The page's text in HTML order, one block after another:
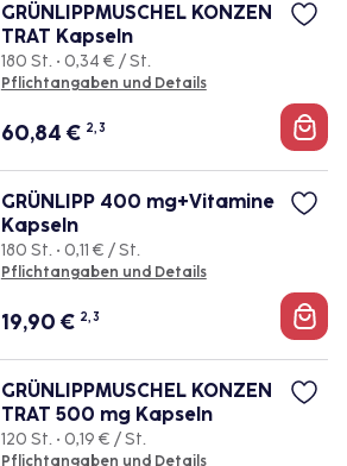
GRÜNLIPPMUSCHEL KONZEN
TRAT Kapseln
180 St. • 0,34 € / St.
Pflichtangaben und Details
60,84 € 2, 3
GRÜNLIPP 400 mg+Vitamine
Kapseln
180 St. • 0,11 € / St.
Pflichtangaben und Details
19,90 € 2, 3
GRÜNLIPPMUSCHEL KONZEN
TRAT 500 mg Kapseln
120 St. • 0,19 € / St.
Pflichtangaben und Details